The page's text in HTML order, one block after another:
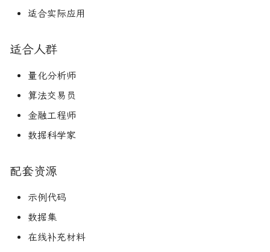
适合实际应用
适合人群
量化分析师
算法交易员
金融工程师
数据科学家
配套资源
示例代码
数据集
在线补充材料